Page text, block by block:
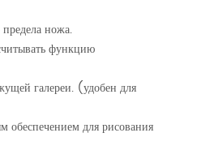
ножа.
функцию
галереи. (удобен для
обеспечением для рисования